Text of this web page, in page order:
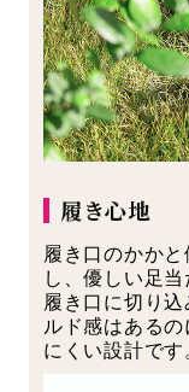
履き心地
履き口のかか
し、優しい足当
履き口に切り
ルド感はある
にくい設計です